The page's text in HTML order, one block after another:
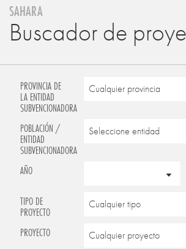
SAHARA
Buscador de
PROVINCIA DE
LA ENTIDAD
SUBVENCIONADORA
POBLACIÓN /
ENTIDAD
SUBVENCIONADORA
AÑO
TIPO DE
PROYECTO
PROYECTO